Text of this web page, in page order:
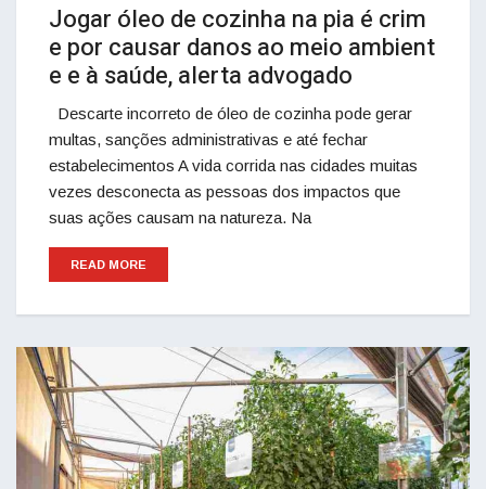
Jogar óleo de cozinha na pia é crim
e por causar danos ao meio ambient
e e à saúde, alerta advogado
Descarte incorreto de óleo de cozinha pode gerar
multas, sanções administrativas e até fechar
estabelecimentos A vida corrida nas cidades muitas
vezes desconecta as pessoas dos impactos que
suas ações causam na natureza. Na
READ MORE